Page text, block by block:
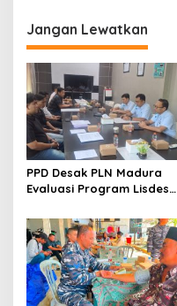
Jangan Lewatkan
PPD Desak PLN Madura
Evaluasi Program Lisdes